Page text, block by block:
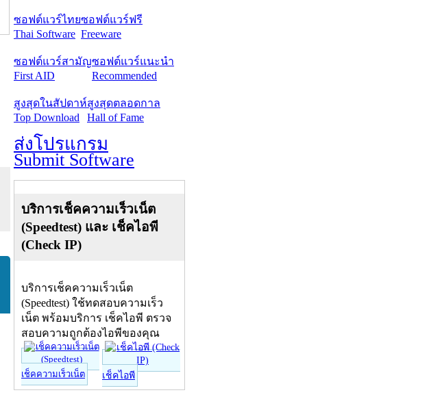
ซอฟต์แวร์ไทย
Thai Software
ซอฟต์แวร์ฟรี
Freeware
ซอฟต์แวร์สามัญ
First AID
ซอฟต์แวร์แนะนำ
Recommended
สูงสุดในสัปดาห์
Top Download
สูงสุดตลอดกาล
Hall of Fame
ส่งโปรแกรม
Submit Software
บริการเช็คความเร็วเน็ต
(Speedtest) และ เช็คไอพี
(Check IP)
บริการเช็คความเร็วเน็ต
(Speedtest) ใช้ทดสอบความเร็ว
เน็ต พร้อมบริการ เช็คไอพี ตรวจ
สอบความถูกต้องไอพีของคุณ
เช็คความเร็วเน็ต เช็คไอพี